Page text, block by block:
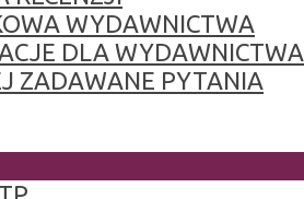
WYDAWNICTWA
DLA WYDAWNICTWA
ZADAWANE PYTANIA